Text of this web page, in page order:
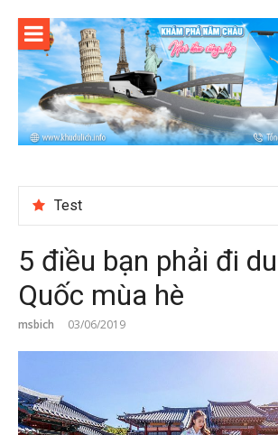
content
Test
5 điều bạn phải đi
Quốc mùa hè
msbich 03/06/2019